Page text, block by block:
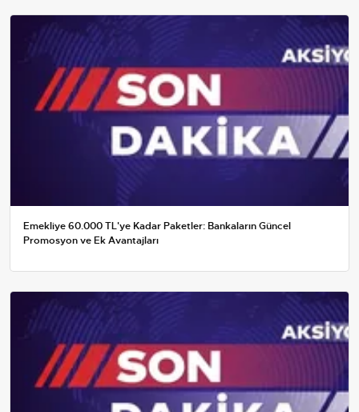
Emekliye 60.000 TL'ye Kadar Paketler: Bankaların Güncel
Promosyon ve Ek Avantajları